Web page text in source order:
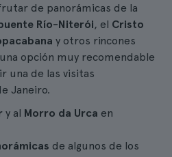
de panorámicas de la
Río-Niterói, el Cristo
y otros rincones
opción muy recomendable
una de las visitas
Janeiro.
y al Morro da Urca en
de algunos de los